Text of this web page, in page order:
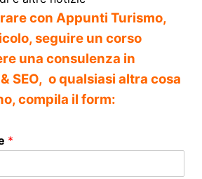
con Appunti Turismo,
seguire un corso
una consulenza in
SEO, o qualsiasi altra cosa
compila il form:
*